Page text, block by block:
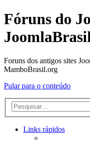
Fóruns do
Foruns dos antigos sites
MamboBrasil.org
Pular para o conteúdo
Links rápidos